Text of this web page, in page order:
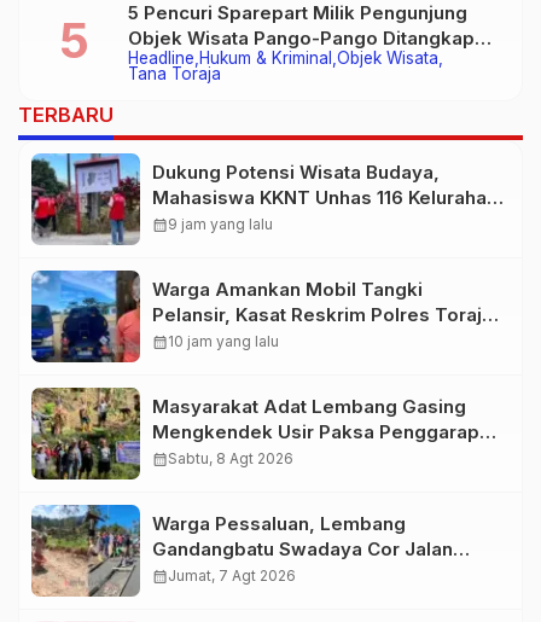
Headline Hukum & Kriminal Objek Wisata
Tana Toraja
5 Pencuri Sparepart Milik Pengunjung
Objek Wisata Pango-Pango Ditangkap
Polisi
TERBARU
Dukung Potensi Wisata Budaya,
Mahasiswa KKNT Unhas 116 Kelurahan
Nonongan Utara Pasang Papan
calendar_month9 jam yang lalu
Warga Amankan Mobil Tangki
Pelansir, Kasat Reskrim Polres Toraja
Utara: Proses Hukum Berjalan
calendar_month10 jam yang lalu
Masyarakat Adat Lembang Gasing
Mengkendek Usir Paksa Penggarap
yang Rusak Kawasan Hutan
calendar_monthSabtu, 8 Agt 2026
Warga Pessaluan, Lembang
Gandangbatu Swadaya Cor Jalan
Kabupaten
calendar_monthJumat, 7 Agt 2026